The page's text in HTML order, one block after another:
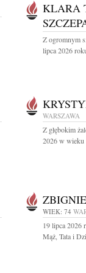
KLARA
Z ogromnym
lipca 2026
WARSZAWA
Z głębokim
2026 w wieku
WIEK: 74
19 lipca 2026
Mąż, Tata i